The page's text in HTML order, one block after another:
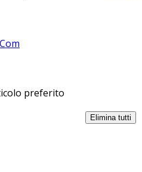
preferito